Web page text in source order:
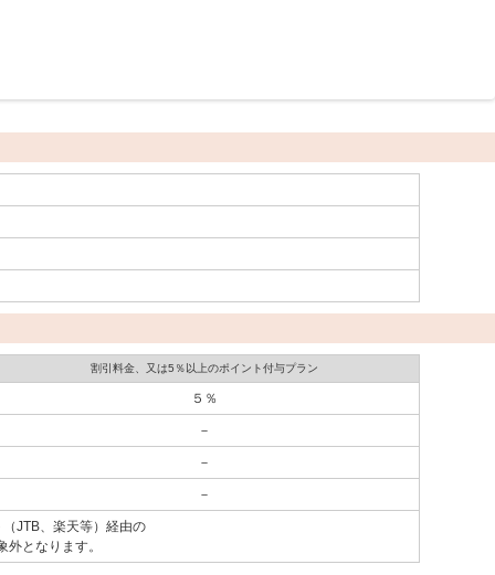
割引料金、又は5％以上のポイント付与プラン
５％
－
－
－
JTB、楽天等）経由の
となります。